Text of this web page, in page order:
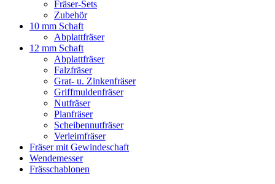
Fräser-Sets
Zubehör
10 mm Schaft
Abplattfräser
12 mm Schaft
Abplattfräser
Falzfräser
Grat- u. Zinkenfräser
Griffmuldenfräser
Nutfräser
Planfräser
Scheibennutfräser
Verleimfräser
Fräser mit Gewindeschaft
Wendemesser
Frässchablonen